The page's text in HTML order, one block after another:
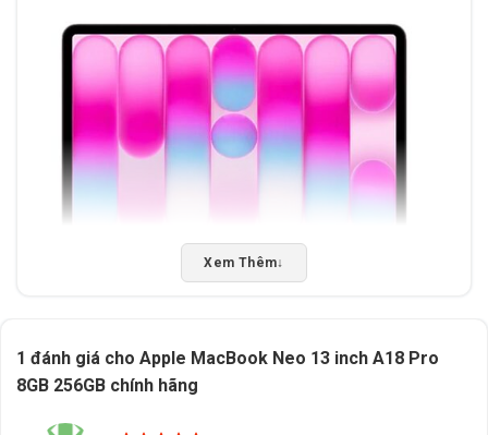
Thông số nổi bật của MacBook Neo
256GB
Xem Thêm↓
1 đánh giá cho Apple MacBook Neo 13 inch A18 Pro
8GB 256GB chính hãng